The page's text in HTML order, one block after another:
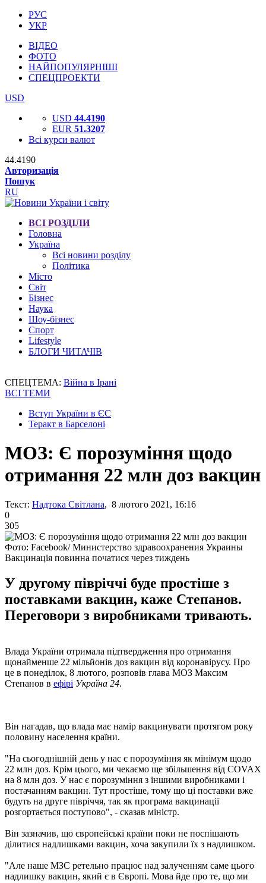
РУС
УКР
ВІДЕО
ФОТО
НАЙПОПУЛЯРНІШІ
СПЕЦПРОЕКТИ
USD
USD 44.4190
EUR 51.3207
Всі курси валют
44.4190
Авторизація
Пошук
RU
ВСІ РОЗДІЛИ
Головна
Україна
Всі новини розділу
Політика
Місто
Світ
Бізнес
Наука
Шоу-бізнес
Спорт
Lifestyle
БЛОГИ ЧИТАЧІВ
СПЕЦТЕМА: Війна в Ірані
ВСІ ТЕМИ
Вступ України в ЄС
Теракт в Барселоні
МОЗ: Є порозуміння щодо
отримання 22 млн доз вакцин
Текст: Надтока Світлана, 8 лютого 2021, 16:16
0
305
Фото: Facebook/ Министерство здравоохранения Украины
Вакцинація повинна початися через тиждень
У другому півріччі буде простіше з
поставками вакцин, каже Степанов.
Переговори з виробниками тривають.
Влада України отримала підтвердження про отримання
щонайменше 22 мільйонів доз вакцин від коронавірусу. Про
це в понеділок, 8 лютого, розповів глава МОЗ Максим
Степанов в ефірі Україна 24.
Він нагадав, що влада має намір вакцинувати протягом року
половину населення країни.
"На сьогоднішній день у нас є порозуміння як мінімум щодо
22 млн доз. Крім цього, ми чекаємо ще збільшення від COVAX
на 8 млн доз. У нас є порозуміння з іншими виробниками і
постачанням вакцин. Тут простіше, тому що ці поставки вже
будуть на друге півріччя, так як програма вакцинації
розгортається поступово", - сказав міністр.
Він зазначив, що європейські країни поки не поспішають
ділитися надлишками вакцин, хоча закупили їх з надлишком.
"Але наше МЗС ретельно працює над залученням саме цього
надлишку вакцин, який є в Європі. Мова йде про те, що ми